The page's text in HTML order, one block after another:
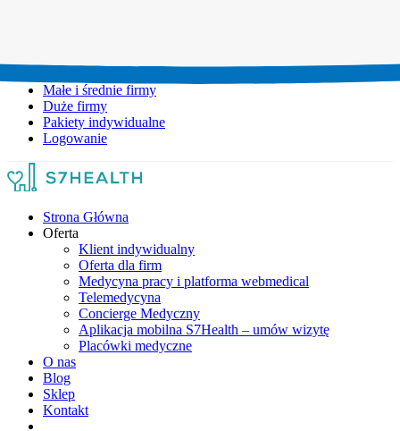
Małe i średnie firmy
Duże firmy
Pakiety indywidualne
Logowanie
Strona Główna
Oferta
Klient indywidualny
Oferta dla firm
Medycyna pracy i platforma webmedical
Telemedycyna
Concierge Medyczny
Aplikacja mobilna S7Health – umów wizytę
Placówki medyczne
O nas
Blog
Sklep
Kontakt